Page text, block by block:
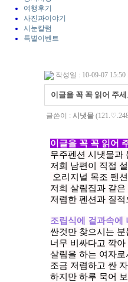
여행후기
사진과이야기
시눈칼럼
특별이벤트
작성일 : 10-09-07 15:50
이글을 꼭 꼭 읽어 주
글쓴이 : 시냇물
이글을 꼭 꼭 읽어
무주펜션 시냇물과
저희 남편이 직접
오리지널 목조 펜
저희 살림집과 같
저렴한 펜션과 질
조립식에 겉과속에
싼것만 찾으시는
너무 비싸다고 깍
살림을 하는 여자
조금 저렴하고 싼
하지만 하루 묵어